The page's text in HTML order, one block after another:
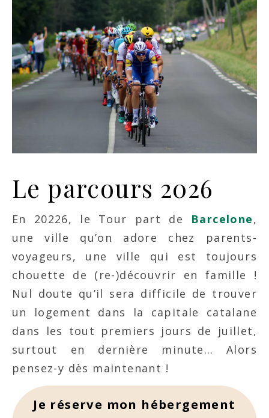
Le parcours 2026
En 20226, le Tour part de Barcelone,
une ville qu’on adore chez parents-
voyageurs, une ville qui est toujours
chouette de (re-)découvrir en famille !
Nul doute qu’il sera difficile de trouver
un logement dans la capitale catalane
dans les tout premiers jours de juillet,
surtout en dernière minute… Alors
pensez-y dès maintenant !
Je réserve mon hébergement